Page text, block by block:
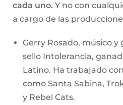
cada uno. Y no con
a cargo de las
Gerry Rosado, músico
sello Intolerancia,
Latino. Ha trabajado
como Santa Sabina,
y Rebel Cats.